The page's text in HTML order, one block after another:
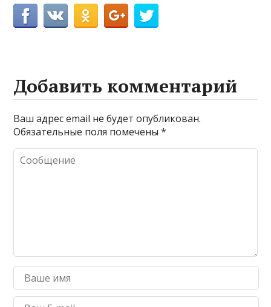
Добавить комментарий
Ваш адрес email не будет опубликован.
Обязательные поля помечены*